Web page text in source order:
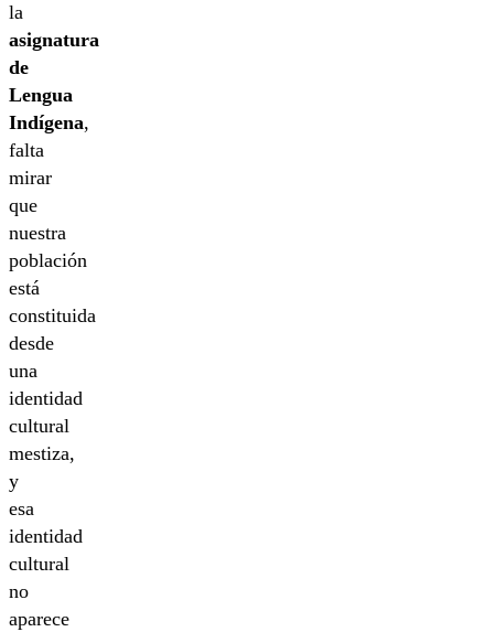
la
asignatura
de
Lengua
Indígena,
falta
mirar
que
nuestra
población
está
constituida
desde
una
identidad
cultural
mestiza,
y
esa
identidad
cultural
no
aparece